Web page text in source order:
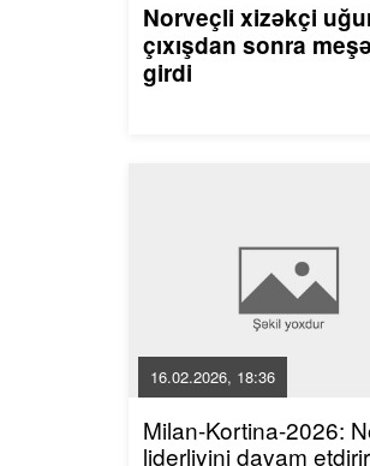
Norveçli xizəkçi
çıxışdan sonra
girdi
16.02.2026, 18:36
Milan-Kortina-2026:
liderliyini davam etdirir